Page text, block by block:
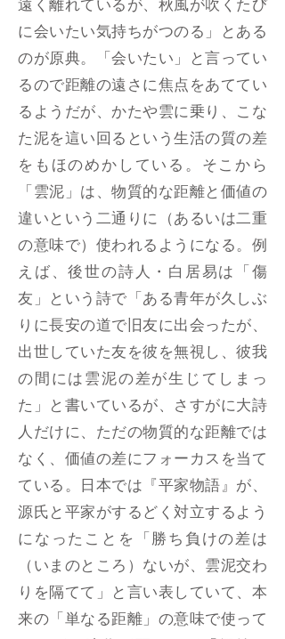
遠く離れているが、秋風が吹くたび
に会いたい気持ちがつのる」とある
のが原典。「会いたい」と言ってい
るので距離の遠さに焦点をあててい
るようだが、かたや雲に乗り、こな
た泥を這い回るという生活の質の差
をもほのめかしている。そこから
「雲泥」は、物質的な距離と価値の
違いという二通りに（あるいは二重
の意味で）使われるようになる。例
えば、後世の詩人・白居易は「傷
友」という詩で「ある青年が久しぶ
りに長安の道で旧友に出会ったが、
出世していた友を彼を無視し、彼我
の間には雲泥の差が生じてしまっ
た」と書いているが、さすがに大詩
人だけに、ただの物質的な距離では
なく、価値の差にフォーカスを当て
ている。日本では『平家物語』が、
源氏と平家がするどく対立するよう
になったことを「勝ち負けの差は
（いまのところ）ないが、雲泥交わ
りを隔てて」と言い表していて、本
来の「単なる距離」の意味で使って